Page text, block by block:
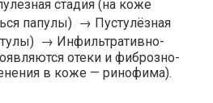
стадия (на коже
папулы) → Пустулёзная
→ Инфильтративно-
отеки и фиброзно-
в коже — ринофима).